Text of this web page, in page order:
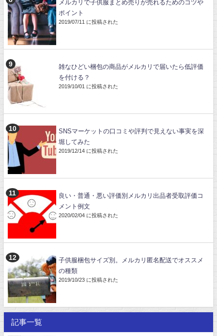
メルカリで子供服まとめ売りが売れるためのコツや
ポイント
2019/07/11 に投稿された
雑なひどい梱包の商品がメルカリで届いたら低評価
を付ける？
2019/10/01 に投稿された
SNSマーケットの口コミや評判で見えない事実を深
堀してみた
2019/12/14 に投稿された
良い・普通・悪い評価別メルカリ出品者受取評価コ
メント例文
2020/02/04 に投稿された
子供服梱包サイズ別。メルカリ匿名配送でオススメ
の種類
2019/10/23 に投稿された
記事一覧